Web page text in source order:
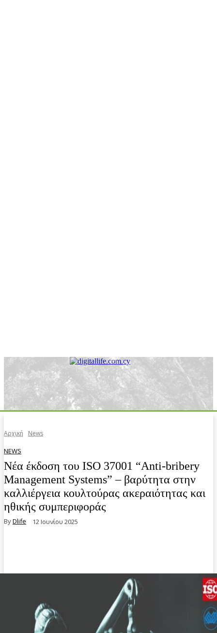
Αρχική News
NEWS
Νέα έκδοση του ISO 37001 “Anti-bribery
Management Systems” – βαρύτητα στην
καλλιέργεια κουλτούρας ακεραιότητας και
ηθικής συμπεριφοράς
ByDlife 12 Ιουνίου 2025